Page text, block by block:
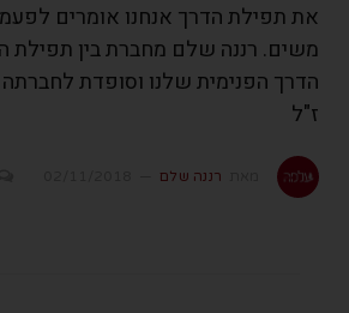
את תפילת הדרך אנחנו אומרים
משים. רננה שלם מחברת בין תפילת
הדרך הפנימית שלנו וסופדת
ז"ל
רננה שלם